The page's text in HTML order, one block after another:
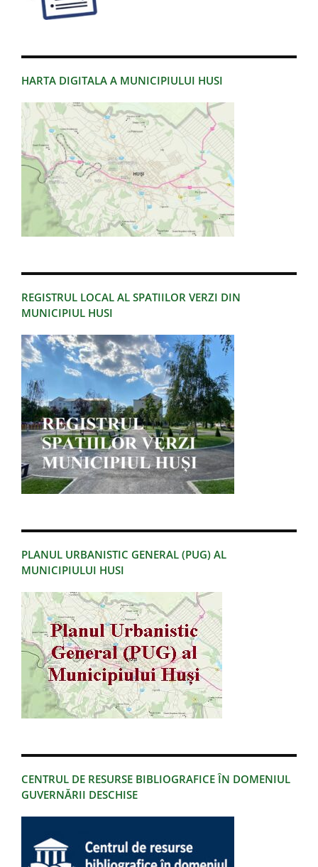
HARTA DIGITALA A MUNICIPIULUI HUSI
REGISTRUL LOCAL AL SPATIILOR VERZI DIN
MUNICIPIUL HUSI
PLANUL URBANISTIC GENERAL (PUG) AL
MUNICIPIULUI HUSI
CENTRUL DE RESURSE BIBLIOGRAFICE ÎN DOMENIUL
GUVERNĂRII DESCHISE